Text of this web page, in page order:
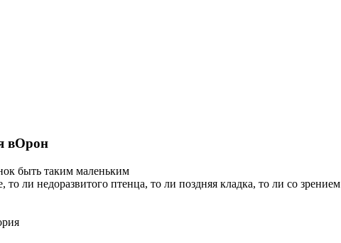
вОрон
быть таким маленьким
ли недоразвитого птенца, то ли поздняя кладка, то ли со